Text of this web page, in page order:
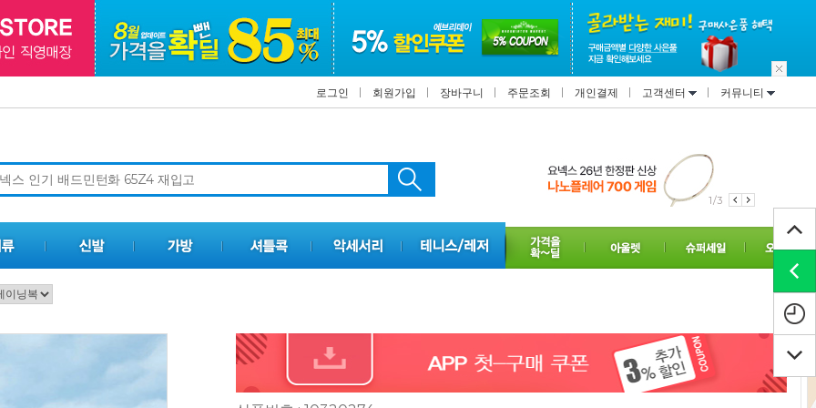
로그인 회원가입 장바구니 주문조회 개인결제 고객센터 커뮤니티
1/3